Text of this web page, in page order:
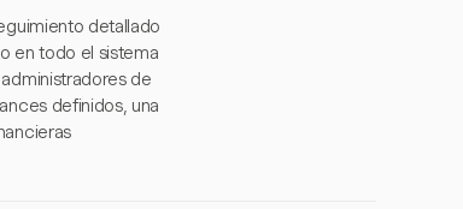
detallado
en todo el sistema
de
definidos, una